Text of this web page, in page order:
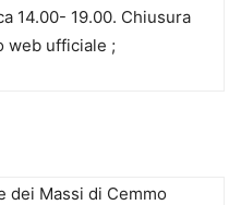
14.00- 19.00. Chiusura
web ufficiale ;
dei Massi di Cemmo